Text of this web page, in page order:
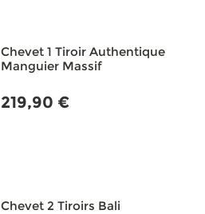
Chevet 1 Tiroir Authentique
Manguier Massif
219,90 €
Chevet 2 Tiroirs Bali